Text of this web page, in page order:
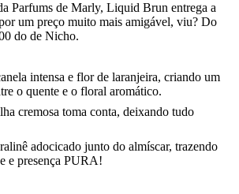
Parfums de Marly, Liquid Brun entrega a
um preço muito mais amigável, viu? Do
do de Nicho.
intensa e flor de laranjeira, criando um
o quente e o floral aromático.
cremosa toma conta, deixando tudo
adocicado junto do almíscar, trazendo
e presença PURA!